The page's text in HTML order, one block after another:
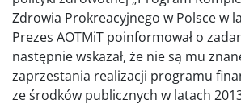
Zdrowia Prokreacyjnego w Polsce w
Prezes AOTMiT poinformował o
następnie wskazał, że nie są mu
zaprzestania realizacji programu
ze środków publicznych w latach